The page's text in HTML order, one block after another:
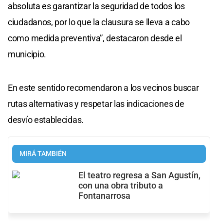
absoluta es garantizar la seguridad de todos los
ciudadanos, por lo que la clausura se lleva a cabo
como medida preventiva”, destacaron desde el
municipio.
En este sentido recomendaron a los vecinos buscar
rutas alternativas y respetar las indicaciones de
desvío establecidas.
MIRÁ TAMBIÉN
El teatro regresa a San Agustín,
con una obra tributo a
Fontanarrosa